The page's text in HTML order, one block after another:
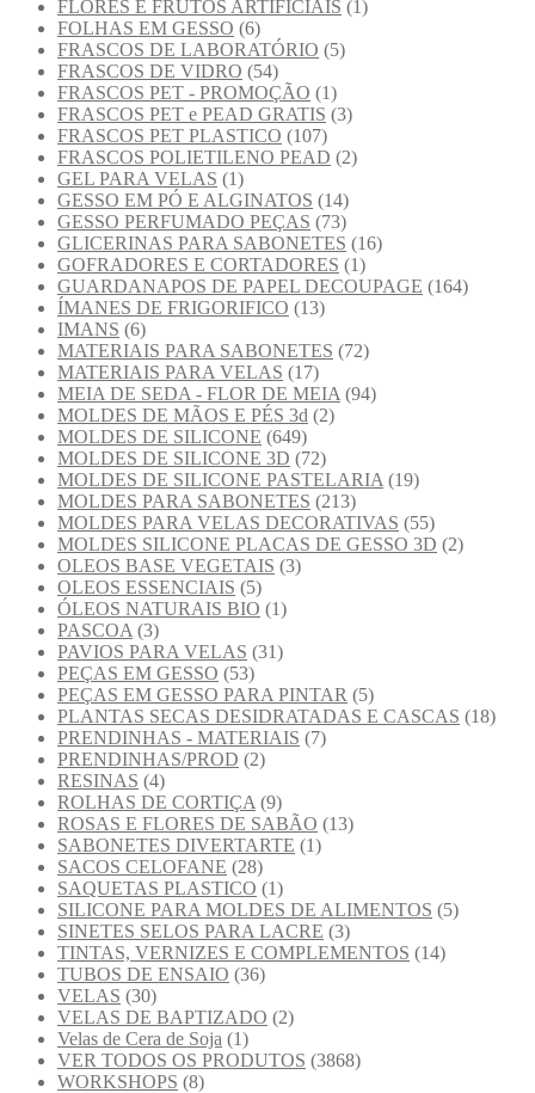
FLORES E FRUTOS ARTIFICIAIS (1)
FOLHAS EM GESSO (6)
FRASCOS DE LABORATÓRIO (5)
FRASCOS DE VIDRO (54)
FRASCOS PET - PROMOÇÃO (1)
FRASCOS PET e PEAD GRATIS (3)
FRASCOS PET PLASTICO (107)
FRASCOS POLIETILENO PEAD (2)
GEL PARA VELAS (1)
GESSO EM PÓ E ALGINATOS (14)
GESSO PERFUMADO PEÇAS (73)
GLICERINAS PARA SABONETES (16)
GOFRADORES E CORTADORES (1)
GUARDANAPOS DE PAPEL DECOUPAGE (164)
ÍMANES DE FRIGORIFICO (13)
IMANS (6)
MATERIAIS PARA SABONETES (72)
MATERIAIS PARA VELAS (17)
MEIA DE SEDA - FLOR DE MEIA (94)
MOLDES DE MÃOS E PÉS 3d (2)
MOLDES DE SILICONE (649)
MOLDES DE SILICONE 3D (72)
MOLDES DE SILICONE PASTELARIA (19)
MOLDES PARA SABONETES (213)
MOLDES PARA VELAS DECORATIVAS (55)
MOLDES SILICONE PLACAS DE GESSO 3D (2)
OLEOS BASE VEGETAIS (3)
OLEOS ESSENCIAIS (5)
ÓLEOS NATURAIS BIO (1)
PASCOA (3)
PAVIOS PARA VELAS (31)
PEÇAS EM GESSO (53)
PEÇAS EM GESSO PARA PINTAR (5)
PLANTAS SECAS DESIDRATADAS E CASCAS (18)
PRENDINHAS - MATERIAIS (7)
PRENDINHAS/PROD (2)
RESINAS (4)
ROLHAS DE CORTIÇA (9)
ROSAS E FLORES DE SABÃO (13)
SABONETES DIVERTARTE (1)
SACOS CELOFANE (28)
SAQUETAS PLASTICO (1)
SILICONE PARA MOLDES DE ALIMENTOS (5)
SINETES SELOS PARA LACRE (3)
TINTAS, VERNIZES E COMPLEMENTOS (14)
TUBOS DE ENSAIO (36)
VELAS (30)
VELAS DE BAPTIZADO (2)
Velas de Cera de Soja (1)
VER TODOS OS PRODUTOS (3868)
WORKSHOPS (8)